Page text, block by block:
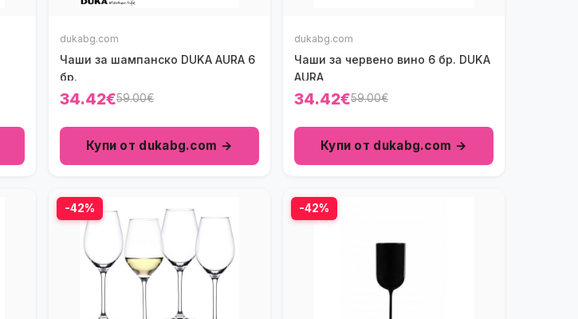
dukabg.com
Чаши за шампанскo DUKA AURA 6
бр.
34.42€59.00€
Купи от dukabg.com →
dukabg.com
Чаши за червено вино 6 бр. DUKA
AURA
34.42€59.00€
Купи от dukabg.com →
-42% -42%